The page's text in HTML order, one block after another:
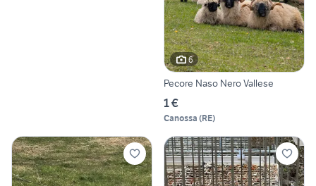
6
Pecore Naso Nero Vallese
1 €
Canossa (RE)